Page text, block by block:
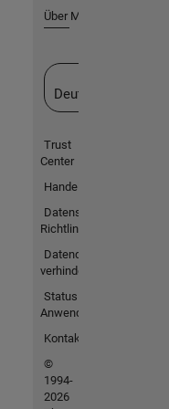
Über MathWorks
Deutschland
Trust
Center
Handelsmarken
Datenschutz-
Richtlinien
Datendiebstahl
verhindern
Status von
Anwendungen
Kontakt
©
1994-
2026